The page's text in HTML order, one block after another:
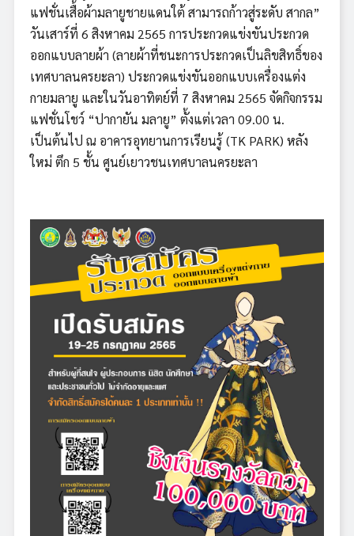
แฟชั่นเสื้อผ้ามลายูชายแดนใต้ สามารถก้าวสู่ระดับ สากล”
วันเสาร์ที่ 6 สิงหาคม 2565 การประกวดแข่งขันประกวด
ออกแบบลายผ้า (ลายผ้าที่ชนะการประกวดเป็นลิขสิทธิ์ของ
เทศบาลนครยะลา) ประกวดแข่งขันออกแบบเครื่องแต่ง
กายมลายู และในวันอาทิตย์ที่ 7 สิงหาคม 2565 จัดกิจกรรม
แฟชั่นโชว์ “ปากายัน มลายู” ตั้งแต่เวลา 09.00 น.
เป็นต้นไป ณ อาคารอุทยานการเรียนรู้ (TK PARK) หลัง
ใหม่ ตึก 5 ชั้น ศูนย์เยาวชนเทศบาลนครยะลา